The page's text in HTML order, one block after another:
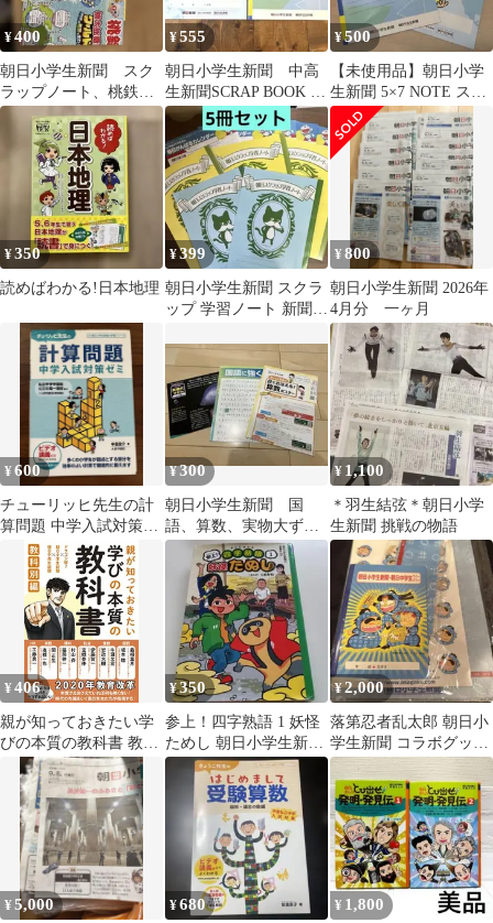
¥400
朝日小学生新聞 スク
ラップノート、桃鉄コ
ラボすごろく
¥555
朝日小学生新聞 中高
生新聞SCRAP BOOK 新
聞活用ノート
¥500
【未使用品】朝日小学
生新聞 5×7 NOTE スク
ラップブック 2冊セッ
ト
¥350
読めばわかる!日本地理
¥399
朝日小学生新聞 スクラ
ップ 学習ノート 新聞学
受験 受験
¥800
朝日小学生新聞 2026年
4月分 一ヶ月
¥600
チューリッヒ先生の計
算問題 中学入試対策ゼ
¥300
朝日小学生新聞 国
語、算数、実物大ずか
ん
¥ 1,100
＊羽生結弦＊朝日小学
生新聞 挑戦の物語
¥406
親が知っておきたい学
びの本質の教科書 教科
別編 ドラゴン桜2×朝日
小学生新聞×朝日中高生
新聞
¥350
参上！四字熟語 1 妖怪
ためし 朝日小学生新聞
の学習まんが
¥2,000
落第忍者乱太郎 朝日小
学生新聞 コラボグッズ
セット
¥5,000 ¥680 ¥ 1,800